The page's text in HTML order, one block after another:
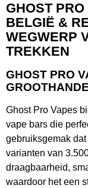
GHOST
BELGIË &
WEGWERP
TREKKEN
GHOST PRO
Ghost Pro Vapes
vape bars die
gebruiksgemak
varianten van
draagbaarheid,
waardoor het een